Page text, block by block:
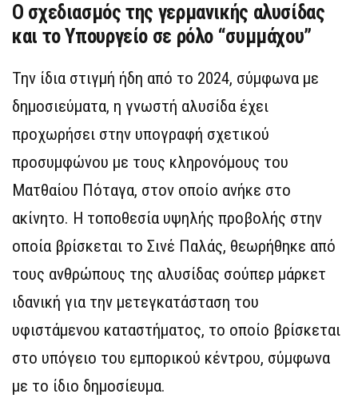
Ο σχεδιασμός της γερμανικής αλυσίδας
και το Υπουργείο σε ρόλο “συμμάχου”
Την ίδια στιγμή ήδη από το 2024, σύμφωνα με
δημοσιεύματα, η γνωστή αλυσίδα έχει
προχωρήσει στην υπογραφή σχετικού
προσυμφώνου με τους κληρονόμους του
Ματθαίου Πόταγα, στον οποίο ανήκε στο
ακίνητο. Η τοποθεσία υψηλής προβολής στην
οποία βρίσκεται το Σινέ Παλάς, θεωρήθηκε από
τους ανθρώπους της αλυσίδας σούπερ μάρκετ
ιδανική για την μετεγκατάσταση του
υφιστάμενου καταστήματος, το οποίο βρίσκεται
στο υπόγειο του εμπορικού κέντρου, σύμφωνα
με το ίδιο δημοσίευμα.